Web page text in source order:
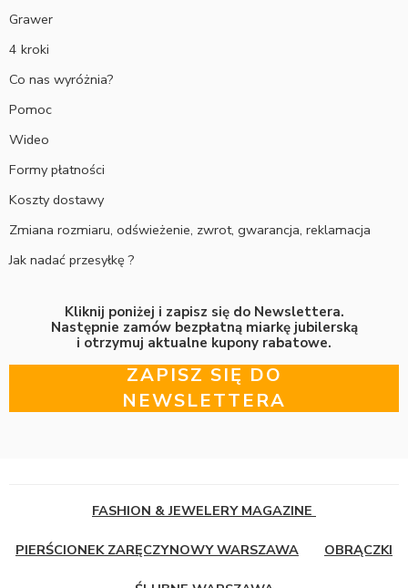
Grawer
4 kroki
Co nas wyróżnia?
Pomoc
Wideo
Formy płatności
Koszty dostawy
Zmiana rozmiaru, odświeżenie, zwrot, gwarancja, reklamacja
Jak nadać przesyłkę ?
Kliknij poniżej i zapisz się do Newslettera.
Następnie zamów bezpłatną miarkę jubilerską
i otrzymuj aktualne kupony rabatowe.
ZAPISZ SIĘ DO
NEWSLETTERA
FASHION & JEWELERY MAGAZINE
PIERŚCIONEK ZARĘCZYNOWY WARSZAWA OBRĄCZKI